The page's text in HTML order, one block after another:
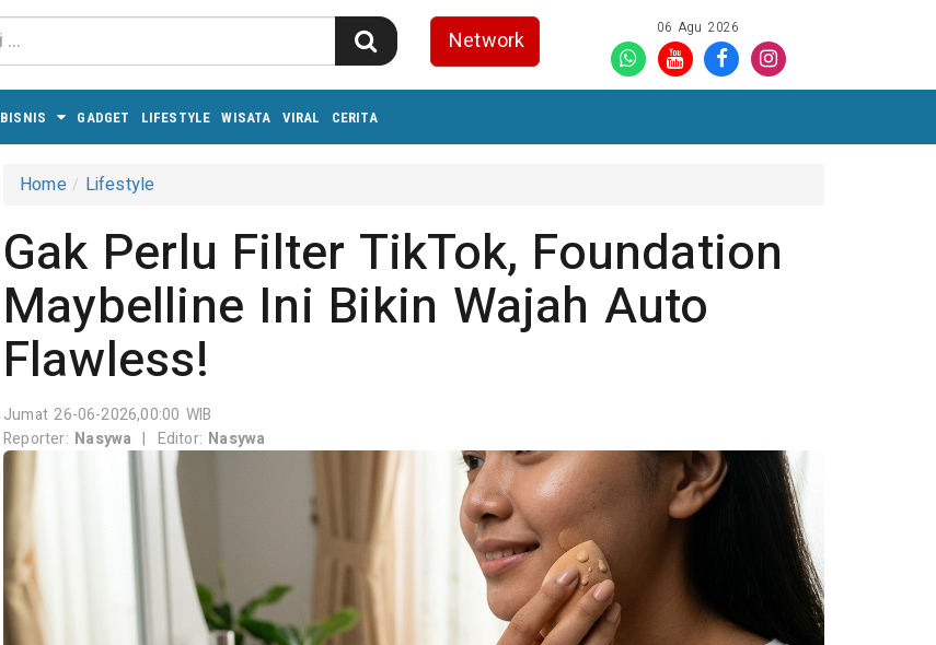
Network 06 Agu 2026
BISNIS GADGET LIFESTYLE WISATA VIRAL CERITA
Home Lifestyle
Gak Perlu Filter TikTok, Foundation
Maybelline Ini Bikin Wajah Auto
Flawless!
Jumat 26-06-2026,00:00 WIB
Reporter: Nasywa | Editor: Nasywa